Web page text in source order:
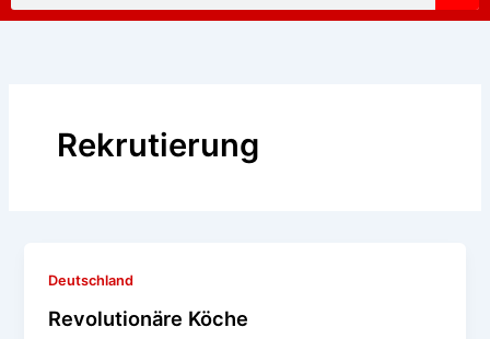
Rekrutierung
Deutschland
Revolutionäre Köche